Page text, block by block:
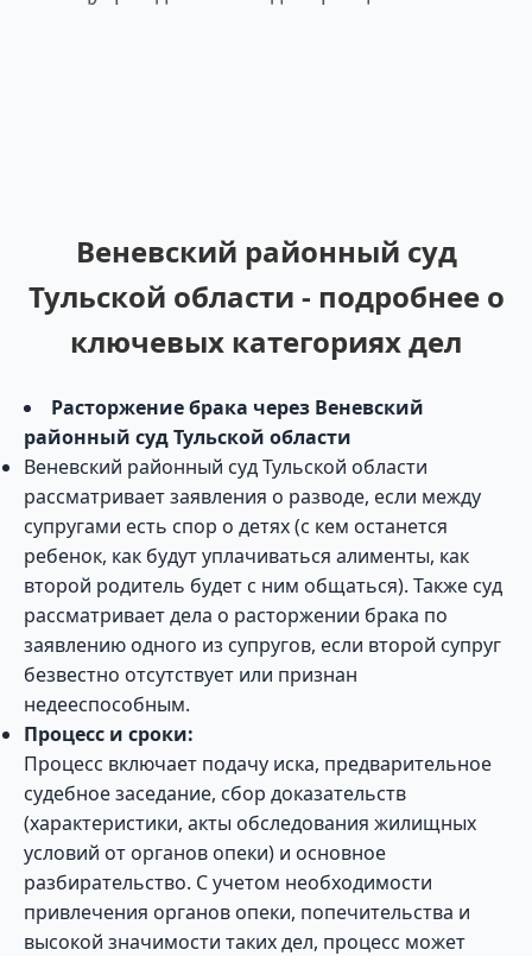
Веневский районный суд
Тульской области - подробнее о
ключевых категориях дел
Расторжение брака через Веневский
районный суд Тульской области
Веневский районный суд Тульской области
рассматривает заявления о разводе, если между
супругами есть спор о детях (с кем останется
ребенок, как будут уплачиваться алименты, как
второй родитель будет с ним общаться). Также суд
рассматривает дела о расторжении брака по
заявлению одного из супругов, если второй супруг
безвестно отсутствует или признан
недееспособным.
Процесс и сроки:
Процесс включает подачу иска, предварительное
судебное заседание, сбор доказательств
(характеристики, акты обследования жилищных
условий от органов опеки) и основное
разбирательство. С учетом необходимости
привлечения органов опеки, попечительства и
высокой значимости таких дел, процесс может